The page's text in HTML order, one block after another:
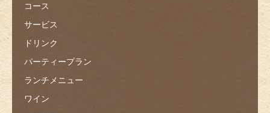
コース
サービス
ドリンク
パーティープラン
ランチメニュー
ワイン